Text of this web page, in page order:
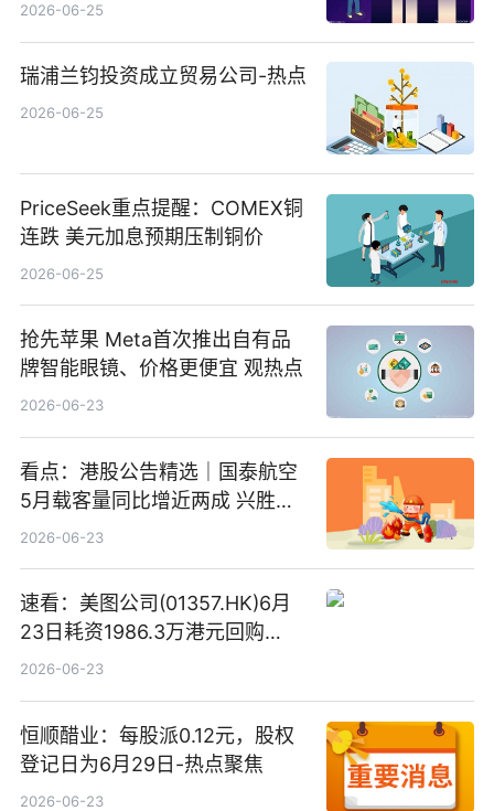
2026-06-25
瑞浦兰钧投资成立贸易公司-热点
2026-06-25
PriceSeek重点提醒：COMEX铜
连跌 美元加息预期压制铜价
2026-06-25
抢先苹果 Meta首次推出自有品
牌智能眼镜、价格更便宜 观热点
2026-06-23
看点：港股公告精选｜国泰航空
5月载客量同比增近两成 兴胜创
建预计上一财年亏损约9亿港元
2026-06-23
速看：美图公司(01357.HK)6月
23日耗资1986.3万港元回购
485.85万股
2026-06-23
恒顺醋业：每股派0.12元，股权
登记日为6月29日-热点聚焦
2026-06-23